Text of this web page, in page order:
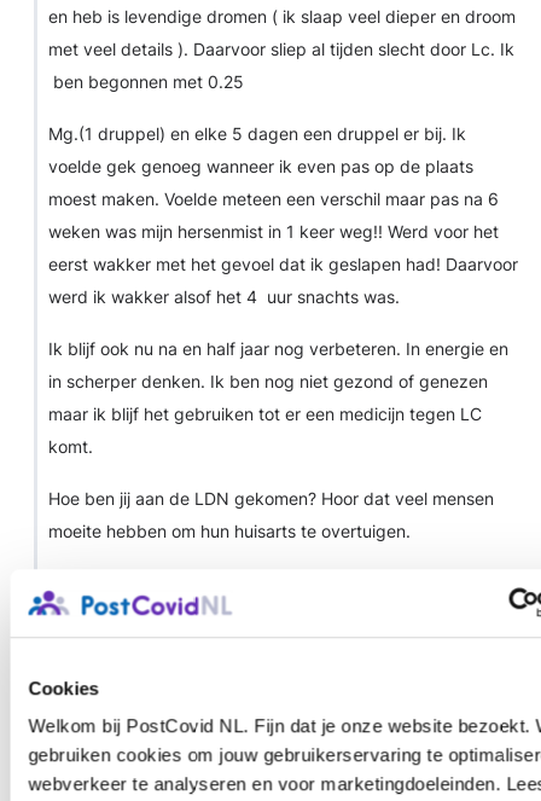
Cookies
Welkom bij PostCovid NL. Fijn dat je onze website bezoekt.
gebruiken cookies om jouw gebruikerservaring te
webverkeer te analyseren en voor marketingdoeleinden.
en heb is levendige dromen ( ik slaap veel dieper en droom
met veel details ). Daarvoor sliep al tijden slecht door Lc. Ik
ben begonnen met 0.25
Mg.(1 druppel) en elke 5 dagen een druppel er bij. Ik
voelde gek genoeg wanneer ik even pas op de plaats
moest maken. Voelde meteen een verschil maar pas na 6
weken was mijn hersenmist in 1 keer weg!! Werd voor het
eerst wakker met het gevoel dat ik geslapen had! Daarvoor
werd ik wakker alsof het 4 uur snachts was.
Ik blijf ook nu na en half jaar nog verbeteren. In energie en
in scherper denken. Ik ben nog niet gezond of genezen
maar ik blijf het gebruiken tot er een medicijn tegen LC
komt.
Hoe ben jij aan de LDN gekomen? Hoor dat veel mensen
moeite hebben om hun huisarts te overtuigen.
HansThomas
Dank aan ECB voor alle informatie die hij al deelde!
Mijn ervaring met LDN: